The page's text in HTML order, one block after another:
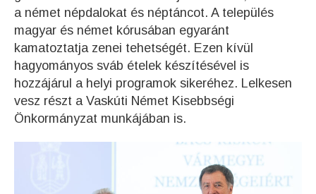
a német népdalokat és néptáncot. A település
magyar és német kórusában egyaránt
kamatoztatja zenei tehetségét. Ezen kívül
hagyományos sváb ételek készítésével is
hozzájárul a helyi programok sikeréhez. Lelkesen
vesz részt a Vaskúti Német Kisebbségi
Önkormányzat munkájában is.